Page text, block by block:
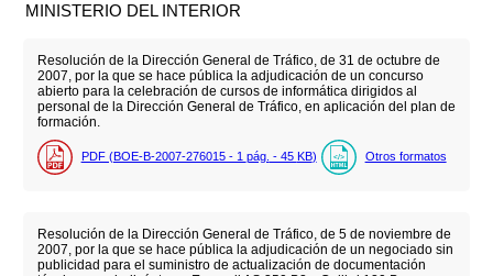
MINISTERIO DEL INTERIOR
Resolución de la Dirección General de Tráfico, de 31 de octubre de
2007, por la que se hace pública la adjudicación de un concurso
abierto para la celebración de cursos de informática dirigidos al
personal de la Dirección General de Tráfico, en aplicación del plan de
formación.
PDF (BOE-B-2007-276015 - 1 pág. - 45 KB) Otros formatos
Resolución de la Dirección General de Tráfico, de 5 de noviembre de
2007, por la que se hace pública la adjudicación de un negociado sin
publicidad para el suministro de actualización de documentación